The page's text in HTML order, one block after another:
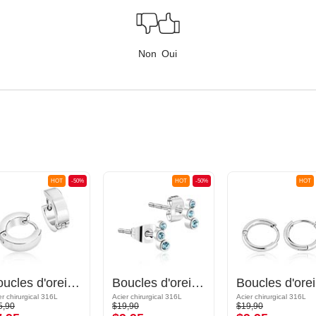
Non Oui
-50%
HOT
Boucles d'oreilles Huggie
chirurgical 316L
-50%
HOT
Boucles d'oreilles avec pierres en cristal
Acier chirurgical 316L
$19,90
HOT
Acier chirurgical 316L
$19,90